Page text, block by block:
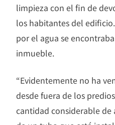
limpieza con el fin de
los habitantes del
por el agua se
inmueble.
“Evidentemente no ha
desde fuera de los
cantidad considerable de